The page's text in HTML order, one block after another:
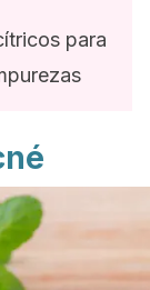
para